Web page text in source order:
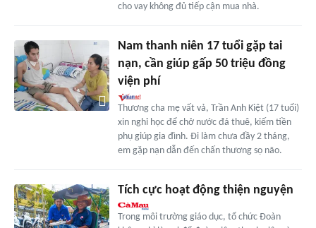
cho vay không đủ tiếp cận mua nhà.
Nam thanh niên 17 tuổi gặp tai
nạn, cần giúp gấp 50 triệu đồng
viện phí
Thương cha mẹ vất vả, Trần Anh Kiệt (17 tuổi)
xin nghỉ học để chở nước đá thuê, kiếm tiền
phụ giúp gia đình. Đi làm chưa đầy 2 tháng,
em gặp nạn dẫn đến chấn thương sọ não.
Tích cực hoạt động thiện nguyện
Trong môi trường giáo dục, tổ chức Ðoàn